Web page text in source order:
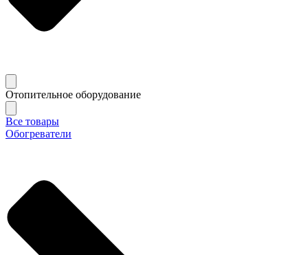
Отопительное оборудование
Все товары
Обогреватели